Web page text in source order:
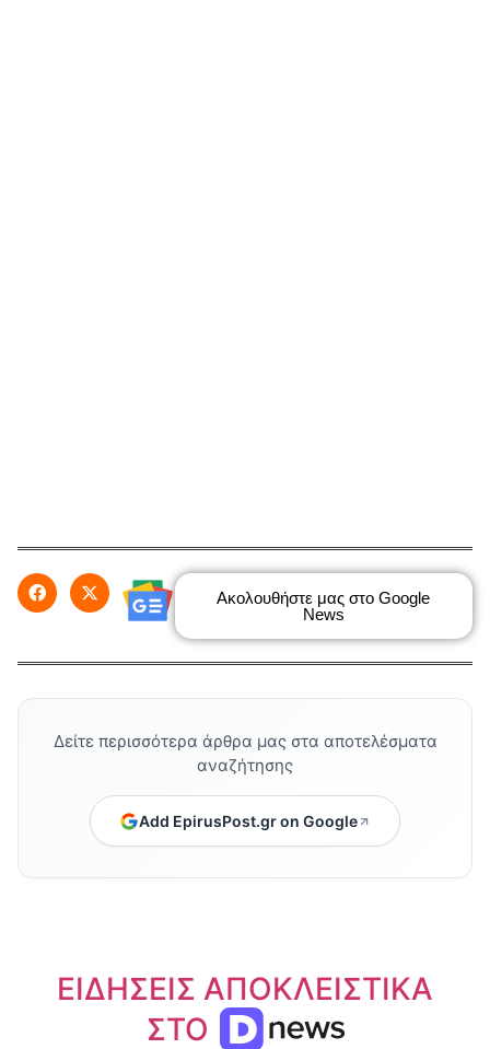
Ακολουθήστε μας στο Google
News
Δείτε περισσότερα άρθρα μας στα αποτελέσματα
αναζήτησης
Add EpirusPost.gr on Google
ΕΙΔΗΣΕΙΣ ΑΠΟΚΛΕΙΣΤΙΚΑ
ΣΤΟ